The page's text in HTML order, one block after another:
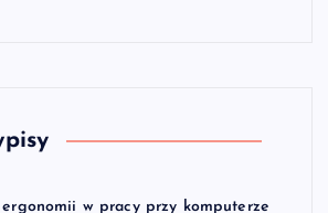
ergonomii w pracy przy komputerze